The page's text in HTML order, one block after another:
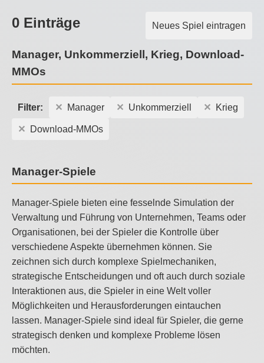
Neues Spiel eintragen
0 Einträge
Manager, Unkommerziell, Krieg, Download-
MMOs
Filter: Manager Unkommerziell Krieg
Download-MMOs
Manager-Spiele
Manager-Spiele bieten eine fesselnde Simulation der
Verwaltung und Führung von Unternehmen, Teams oder
Organisationen, bei der Spieler die Kontrolle über
verschiedene Aspekte übernehmen können. Sie
zeichnen sich durch komplexe Spielmechaniken,
strategische Entscheidungen und oft auch durch soziale
Interaktionen aus, die Spieler in eine Welt voller
Möglichkeiten und Herausforderungen eintauchen
lassen. Manager-Spiele sind ideal für Spieler, die gerne
strategisch denken und komplexe Probleme lösen
möchten.